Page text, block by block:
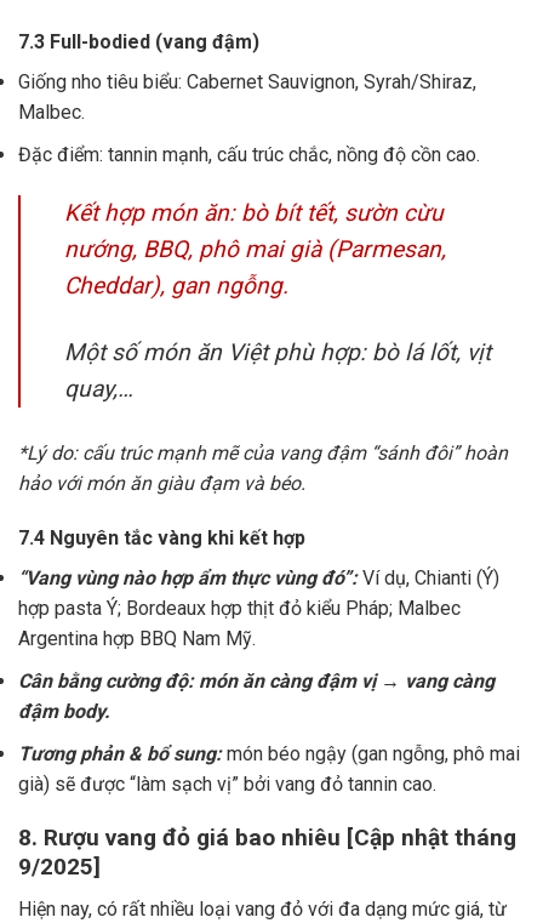
7.3 Full-bodied (vang đậm)
Giống nho tiêu biểu: Cabernet Sauvignon, Syrah/Shiraz,
Malbec.
Đặc điểm: tannin mạnh, cấu trúc chắc, nồng độ cồn cao.
Kết hợp món ăn: bò bít tết, sườn cừu
nướng, BBQ, phô mai già (Parmesan,
Cheddar), gan ngỗng.
Một số món ăn Việt phù hợp: bò lá lốt, vịt
quay,…
*Lý do: cấu trúc mạnh mẽ của vang đậm “sánh đôi” hoàn
hảo với món ăn giàu đạm và béo.
7.4 Nguyên tắc vàng khi kết hợp
“Vang vùng nào hợp ẩm thực vùng đó”:Ví dụ, Chianti (Ý)
hợp pasta Ý; Bordeaux hợp thịt đỏ kiểu Pháp; Malbec
Argentina hợp BBQ Nam Mỹ.
Cân bằng cường độ: món ăn càng đậm vị → vang càng
đậm body.
Tương phản & bổ sung:món béo ngậy (gan ngỗng, phô mai
già) sẽ được “làm sạch vị” bởi vang đỏ tannin cao.
8. Rượu vang đỏ giá bao nhiêu [Cập nhật tháng
9/2025]
Hiện nay, có rất nhiều loại vang đỏ với đa dạng mức giá, từ